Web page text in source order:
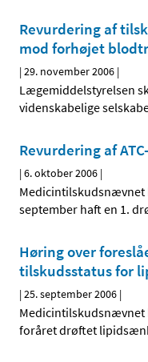
Revurdering af
mod forhøjet
|29. november 2006 |
Lægemiddelstyrelsen
videnskabelige
Revurdering af
|6. oktober 2006 |
Medicintilskudsnævnet
september haft en 1.
Høring over
tilskudsstatus for
|25. september 2006 |
Medicintilskudsnævnet
foråret drøftet